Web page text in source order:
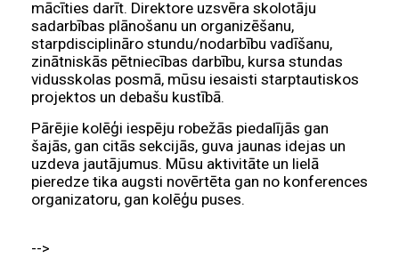
mācīties darīt. Direktore uzsvēra skolotāju
sadarbības plānošanu un organizēšanu,
starpdisciplināro stundu/nodarbību vadīšanu,
zinātniskās pētniecības darbību, kursa stundas
vidusskolas posmā, mūsu iesaisti starptautiskos
projektos un debašu kustībā.
Pārējie kolēģi iespēju robežās piedalījās gan
šajās, gan citās sekcijās, guva jaunas idejas un
uzdeva jautājumus. Mūsu aktivitāte un lielā
pieredze tika augsti novērtēta gan no konferences
organizatoru, gan kolēģu puses.
-->